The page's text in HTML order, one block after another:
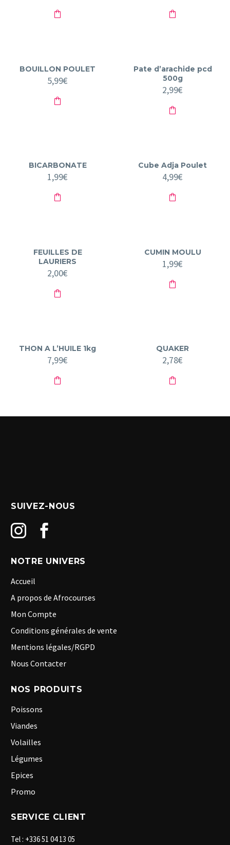
BOUILLON POULET
5,99€
Pate d’arachide pcd
500g
2,99€
BICARBONATE
1,99€
Cube Adja Poulet
4,99€
FEUILLES DE
LAURIERS
2,00€
CUMIN MOULU
1,99€
THON A L’HUILE 1kg
7,99€
QUAKER
2,78€
SUIVEZ-NOUS
NOTRE UNIVERS
Accueil
A propos de Afrocourses
Mon Compte
Conditions générales de vente
Mentions légales/RGPD
Nous Contacter
NOS PRODUITS
Poissons
Viandes
Volailles
Légumes
Epices
Promo
SERVICE CLIENT
Tel : +336 51 04 13 05